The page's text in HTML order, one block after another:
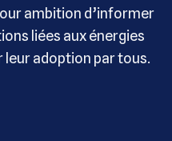
ambition d’informer
liées aux énergies
leur adoption par tous.